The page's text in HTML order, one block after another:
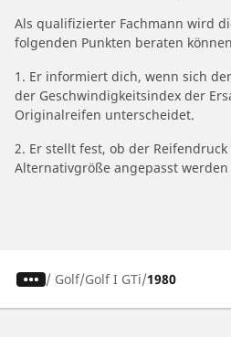
Als qualifizierter Fachmann wird
folgenden Punkten beraten
1. Er informiert dich, wenn sich
der Geschwindigkeitsindex der
Originalreifen unterscheidet.
2. Er stellt fest, ob der
Alternativgröße angepasst werden
/ Golf Golf I GTi 1980